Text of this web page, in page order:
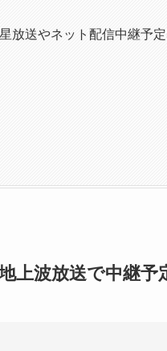
放送やネット配信中継予定
上波放送で中継予